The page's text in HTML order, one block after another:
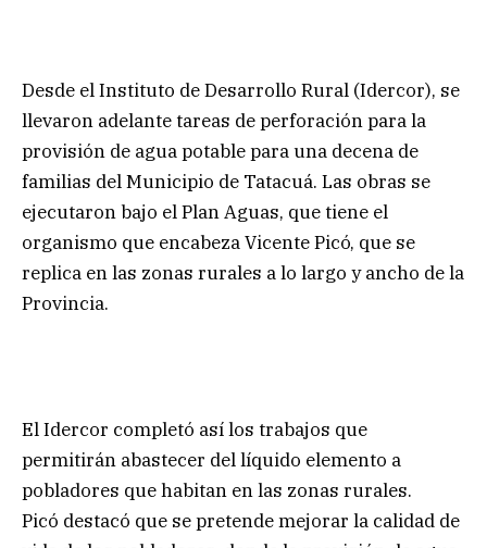
Desde el Instituto de Desarrollo Rural (Idercor), se
llevaron adelante tareas de perforación para la
provisión de agua potable para una decena de
familias del Municipio de Tatacuá. Las obras se
ejecutaron bajo el Plan Aguas, que tiene el
organismo que encabeza Vicente Picó, que se
replica en las zonas rurales a lo largo y ancho de la
Provincia.
El Idercor completó así los trabajos que
permitirán abastecer del líquido elemento a
pobladores que habitan en las zonas rurales.
Picó destacó que se pretende mejorar la calidad de